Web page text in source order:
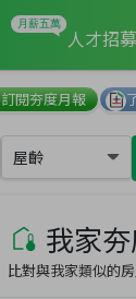
人才招募
訂閱夯度月報
屋齡
我家
比對與我家類似的